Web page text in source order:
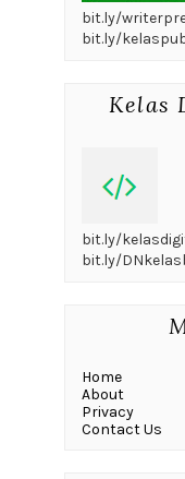
bit.ly/
bit.ly/
Kelas
bit.ly/
bit.ly/
Home
About
Privacy
Contact Us